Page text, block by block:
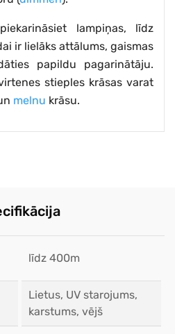
lampiņas, līdz
ir lielāks attālums, gaismas
papildu pagarinātāju.
stieples krāsas varat
melnu krāsu.
līdz 400m
Lietus, UV starojums,
karstums, vējš